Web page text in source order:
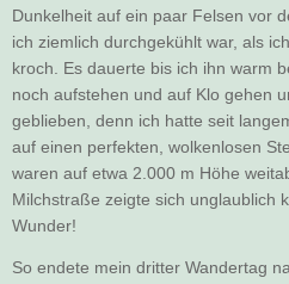
Dunkelheit auf ein paar Felsen vor
ich ziemlich durchgekühlt war, als
kroch. Es dauerte bis ich ihn warm
noch aufstehen und auf Klo gehen
geblieben, denn ich hatte seit
auf einen perfekten, wolkenlosen
waren auf etwa 2.000 m Höhe
Milchstraße zeigte sich unglaublich
Wunder!
So endete mein dritter Wandertag